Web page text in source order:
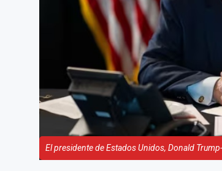
El presidente de Estados Unidos, Donald